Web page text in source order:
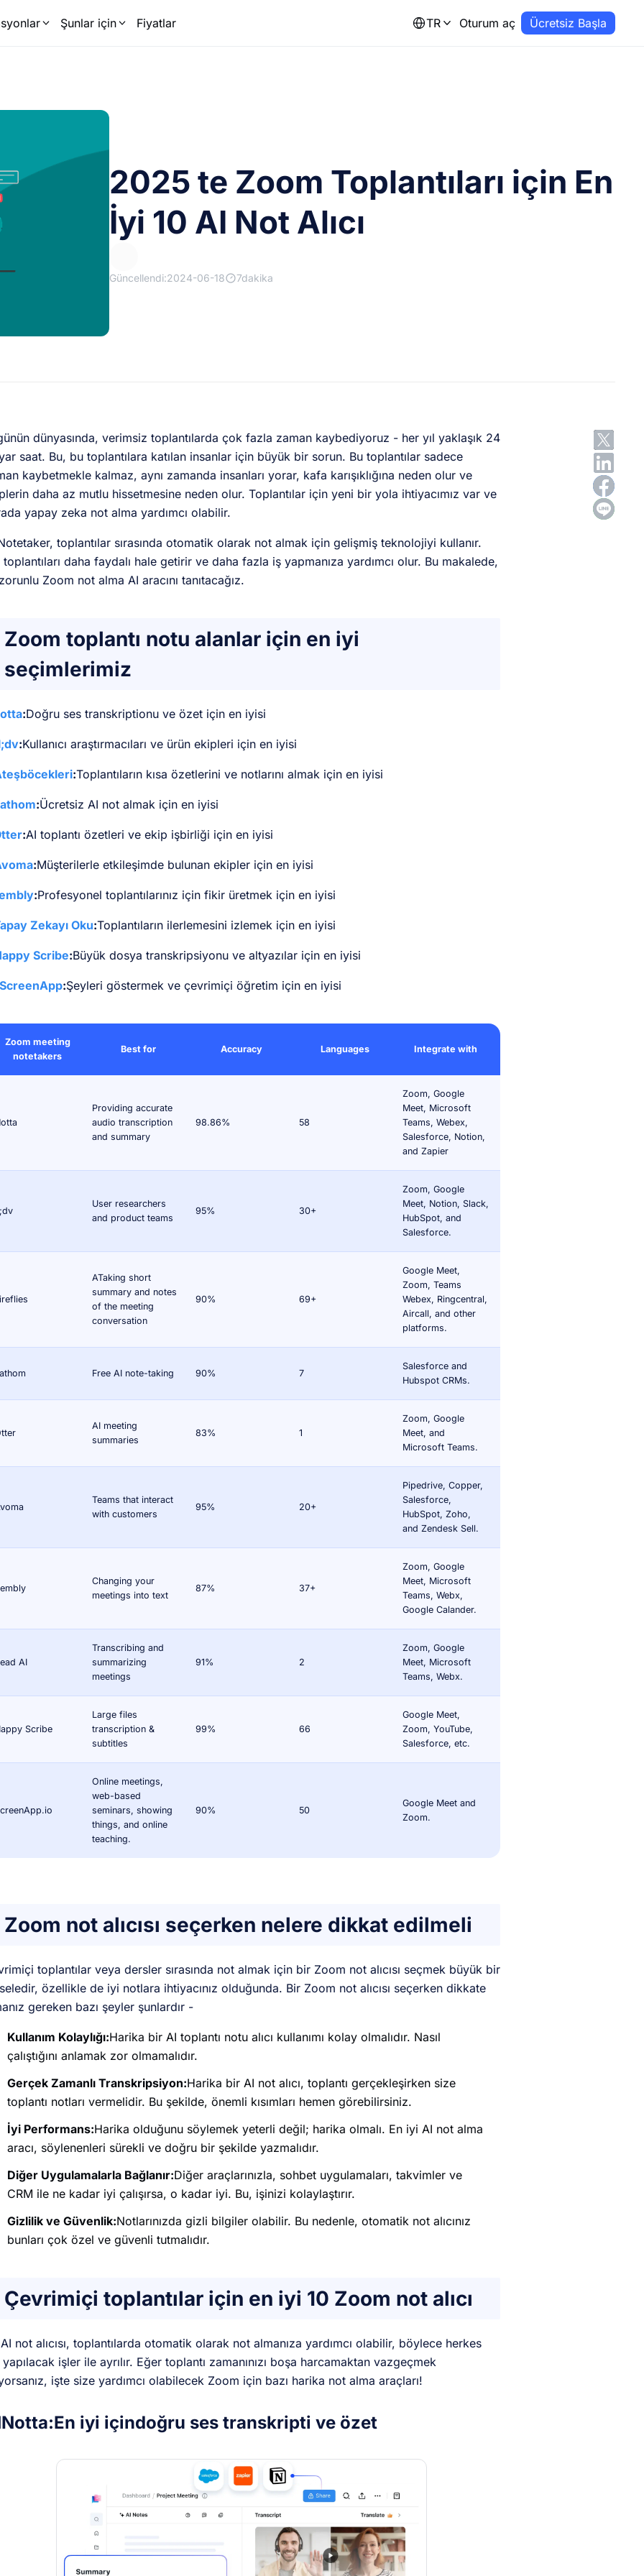
Şunlar için Fiyatlar TR Oturum aç Ücretsiz Başla
2025 te Zoom Toplantıları için En
İyi 10 AI Not Alıcı
Güncellendi:2024-06-18 7dakika
dünyasında, verimsiz toplantılarda çok fazla zaman kaybediyoruz - her yıl yaklaşık 24
saat. Bu, bu toplantılara katılan insanlar için büyük bir sorun. Bu toplantılar sadece
kaybetmekle kalmaz, aynı zamanda insanları yorar, kafa karışıklığına neden olur ve
daha az mutlu hissetmesine neden olur. Toplantılar için yeni bir yola ihtiyacımız var ve
yapay zeka not alma yardımcı olabilir.
toplantılar sırasında otomatik olarak not almak için gelişmiş teknolojiyi kullanır.
toplantıları daha faydalı hale getirir ve daha fazla iş yapmanıza yardımcı olur. Bu makalede,
Zoom not alma AI aracını tanıtacağız.
Zoom toplantı notu alanlar için en iyi
seçimlerimiz
:Doğru ses transkriptionu ve özet için en iyisi
:Kullanıcı araştırmacıları ve ürün ekipleri için en iyisi
:Toplantıların kısa özetlerini ve notlarını almak için en iyisi
:Ücretsiz AI not almak için en iyisi
:AI toplantı özetleri ve ekip işbirliği için en iyisi
:Müşterilerle etkileşimde bulunan ekipler için en iyisi
:Profesyonel toplantılarınız için fikir üretmek için en iyisi
Zekayı Oku:Toplantıların ilerlemesini izlemek için en iyisi
Scribe:Büyük dosya transkripsiyonu ve altyazılar için en iyisi
ScreenApp:Şeyleri göstermek ve çevrimiçi öğretim için en iyisi
Zoom meeting
notetakers
Best for Accuracy Languages Integrate with
Providing accurate
audio transcription
and summary
98.86% 58
Zoom, Google
Meet, Microsoft
Teams, Webex,
Salesforce, Notion,
and Zapier
User researchers
and product teams
95% 30+
Zoom, Google
Meet, Notion, Slack,
HubSpot, and
Salesforce.
ATaking short
summary and notes
of the meeting
conversation
90% 69+
Google Meet,
Zoom, Teams
Webex, Ringcentral,
Aircall, and other
platforms.
Free AI note-taking 90% 7
Salesforce and
Hubspot CRMs.
AI meeting
summaries
83% 1
Zoom, Google
Meet, and
Microsoft Teams.
Teams that interact
with customers
95% 20+
Pipedrive, Copper,
Salesforce,
HubSpot, Zoho,
and Zendesk Sell.
Changing your
meetings into text
87% 37+
Zoom, Google
Meet, Microsoft
Teams, Webx,
Google Calander.
AI
Transcribing and
summarizing
meetings
91% 2
Zoom, Google
Meet, Microsoft
Teams, Webx.
Scribe
Large files
transcription &
subtitles
99% 66
Google Meet,
Zoom, YouTube,
Salesforce, etc.
Online meetings,
web-based
seminars, showing
things, and online
teaching.
90% 50
Google Meet and
Zoom.
Zoom not alıcısı seçerken nelere dikkat edilmeli
toplantılar veya dersler sırasında not almak için bir Zoom not alıcısı seçmek büyük bir
özellikle de iyi notlara ihtiyacınız olduğunda. Bir Zoom not alıcısı seçerken dikkate
gereken bazı şeyler şunlardır -
Kullanım Kolaylığı:Harika bir AI toplantı notu alıcı kullanımı kolay olmalıdır. Nasıl
çalıştığını anlamak zor olmamalıdır.
Gerçek Zamanlı Transkripsiyon:Harika bir AI not alıcı, toplantı gerçekleşirken size
toplantı notları vermelidir. Bu şekilde, önemli kısımları hemen görebilirsiniz.
İyi Performans:Harika olduğunu söylemek yeterli değil; harika olmalı. En iyi AI not alma
aracı, söylenenleri sürekli ve doğru bir şekilde yazmalıdır.
Diğer Uygulamalarla Bağlanır:Diğer araçlarınızla, sohbet uygulamaları, takvimler ve
CRM ile ne kadar iyi çalışırsa, o kadar iyi. Bu, işinizi kolaylaştırır.
Gizlilik ve Güvenlik:Notlarınızda gizli bilgiler olabilir. Bu nedenle, otomatik not alıcınız
bunları çok özel ve güvenli tutmalıdır.
Çevrimiçi toplantılar için en iyi 10 Zoom not alıcı
not alıcısı, toplantılarda otomatik olarak not almanıza yardımcı olabilir, böylece herkes
yapılacak işler ile ayrılır. Eğer toplantı zamanınızı boşa harcamaktan vazgeçmek
işte size yardımcı olabilecek Zoom için bazı harika not alma araçları!
Notta:En iyi içindoğru ses transkripti ve özet